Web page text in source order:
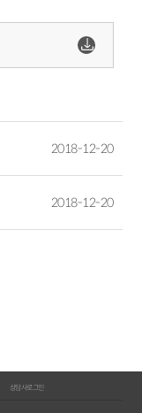
2018-12-20
2018-12-20
상담사로그인